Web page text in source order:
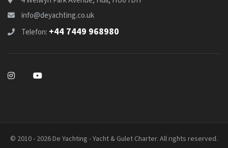
info@deyachting.co.uk
Telefon: +44 7449 968980
© 2010 - 2026 De Yachting - Yacht & Gulet Charter. All rights reserved.